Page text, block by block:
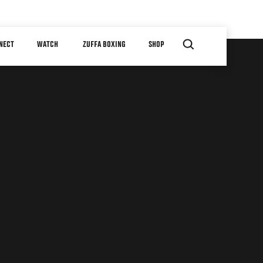
WATCH ZUFFA BOXING SHOP